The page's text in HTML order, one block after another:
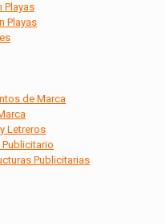
Playas
Playas
de Marca
Letreros
Publicitarias